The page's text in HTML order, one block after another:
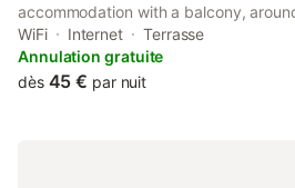
accommodation with a balcony,
Train Station. This property offers
private parking and free WiFi.
WiFi Internet
Terrasse
Annulation gratuite
dès 45 € par nuit